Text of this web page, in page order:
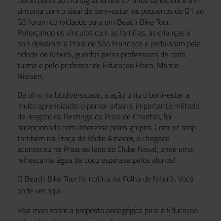
sintonia com o ideal de bem-estar, os pequenos do G1 ao
G5 foram convidados para um Beach Bike Tour.
Reforçando os vínculos com as famílias, as crianças e
pais deixaram a Praia de São Francisco e pedalaram pela
cidade de Niterói, guiados pelas professoras de cada
turma e pelo professor de Educação Física, Márcio
Nielsen.
De olho na biodiversidade, a ação uniu o bem-estar a
muito aprendizado: o pomar urbano, importante método
de resgate da Restinga da Praia de Charitas, foi
recepcionado com interesse pelos grupos. Com pit stop
também na Praça do Rádio Amador, a chegada
aconteceu na Praia ao lado do Clube Naval, onde uma
refrescante água de coco esperava pelos alunos!
O Beach Bike Tour foi notícia na Folha de Niterói. Você
pode ver aqui.
Veja mais sobre a proposta pedagógica para a Educação